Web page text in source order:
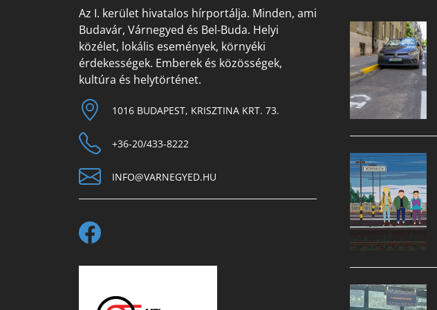
Az I. kerület hivatalos hírportálja. Minden, ami
Budavár, Várnegyed és Bel-Buda. Helyi
közélet, lokális események, környéki
érdekességek. Emberek és közösségek,
kultúra és helytörténet.
1016 BUDAPEST, KRISZTINA KRT. 73.
+36-20/433-8222
INFO@VARNEGYED.HU